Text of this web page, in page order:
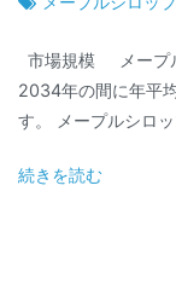
市場規模 メープ
2034年の間に年平
す。 メープルシロ
続きを読む